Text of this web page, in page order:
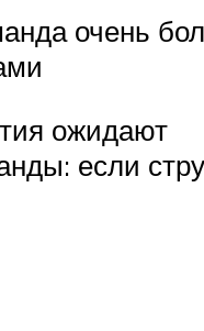
очень
ожидают
если